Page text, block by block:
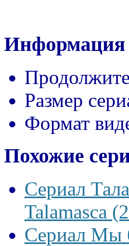
Информация
Размер
Формат
Похожие
Сериал
Talamasca
Сериал Мы